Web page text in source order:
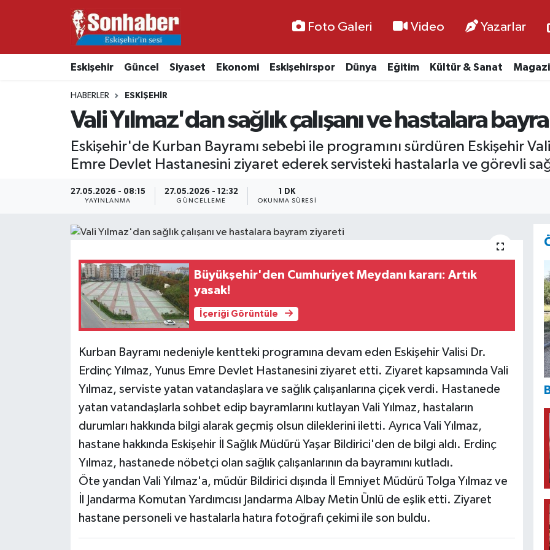
Foto Galeri Video Yazarlar
Eskişehir Güncel Siyaset Ekonomi Eskişehirspor Dünya Eğitim Kültür & Sanat
HABERLER ESKIŞEHIR
Vali Yılmaz'dan sağlık çalışanı ve hastalara
Eskişehir'de Kurban Bayramı sebebi ile programını sürdüren Eskişehir
Emre Devlet Hastanesini ziyaret ederek servisteki hastalarla ve görevli
27.05.2026 - 08:15
YAYINLANMA
27.05.2026 - 12:32
GÜNCELLEME
1 DK
OKUNMA SÜRESI
Büyükşehir'den Cumhuriyet Meydanı kararı: Artık
yasak!
İçeriği Görüntüle
Kurban Bayramı nedeniyle kentteki programına devam eden Eskişehir Valisi Dr.
Erdinç Yılmaz, Yunus Emre Devlet Hastanesini ziyaret etti. Ziyaret kapsamında Vali
Yılmaz, serviste yatan vatandaşlara ve sağlık çalışanlarına çiçek verdi. Hastanede
yatan vatandaşlarla sohbet edip bayramlarını kutlayan Vali Yılmaz, hastaların
durumları hakkında bilgi alarak geçmiş olsun dileklerini iletti. Ayrıca Vali Yılmaz,
hastane hakkında Eskişehir İl Sağlık Müdürü Yaşar Bildirici'den de bilgi aldı. Erdinç
Yılmaz, hastanede nöbetçi olan sağlık çalışanlarının da bayramını kutladı.
Öte yandan Vali Yılmaz'a, müdür Bildirici dışında İl Emniyet Müdürü Tolga Yılmaz ve
İl Jandarma Komutan Yardımcısı Jandarma Albay Metin Ünlü de eşlik etti. Ziyaret
hastane personeli ve hastalarla hatıra fotoğrafı çekimi ile son buldu.
Ekonomi
Kültür & Sanat
Resmi İlanlar
Nöbetçi Eczaneler
Namaz Vakitleri
Trafik Durumu
Süper Lig Puan Durumu ve Fikstür
Tüm Manşetler
Son Dakika Haberleri
Haber Arşivi